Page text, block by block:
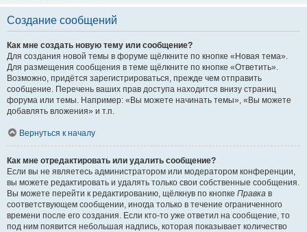
Создание сообщений
Как мне создать новую тему или сообщение?
Для создания новой темы в форуме щёлкните по кнопке «Новая тема».
Для размещения сообщения в теме щёлкните по кнопке «Ответить».
Возможно, придётся зарегистрироваться, прежде чем отправить
сообщение. Перечень ваших прав доступа находится внизу страниц
форума или темы. Например: «Вы можете начинать темы», «Вы можете
добавлять вложения» и т.п.
Вернуться к началу
Как мне отредактировать или удалить сообщение?
Если вы не являетесь администратором или модератором конференции,
вы можете редактировать и удалять только свои собственные сообщения.
Вы можете перейти к редактированию, щёлкнув по кнопке Правка в
соответствующем сообщении, иногда только в течение ограниченного
времени после его создания. Если кто-то уже ответил на сообщение, то
под ним появится небольшая надпись, которая показывает количество